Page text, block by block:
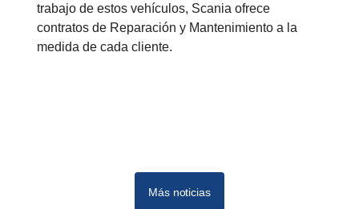
trabajo de estos vehículos, Scania ofrece
contratos de Reparación y Mantenimiento a la
medida de cada cliente.
Más noticias